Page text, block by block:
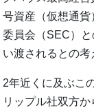
号資産（仮想通貨
委員会（SEC）
い渡されるとの考
2年近くに及ぶこ
リップル社双方